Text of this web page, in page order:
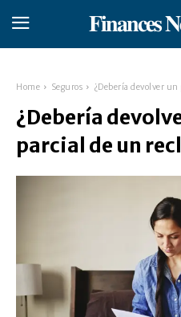
𝐅𝐢𝐧𝐚𝐧𝐜𝐞𝐬
Home Seguros ¿Debería devolver un
¿Debería
parcial de un